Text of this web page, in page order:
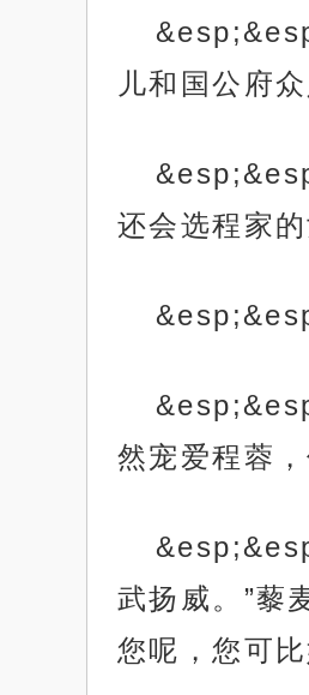
儿和国公府
还会选程家
然宠爱程蓉
武扬威。”藜
您呢，您可